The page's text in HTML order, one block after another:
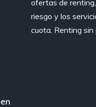
ofertas de
riesgo y los
cuota. Renting sin